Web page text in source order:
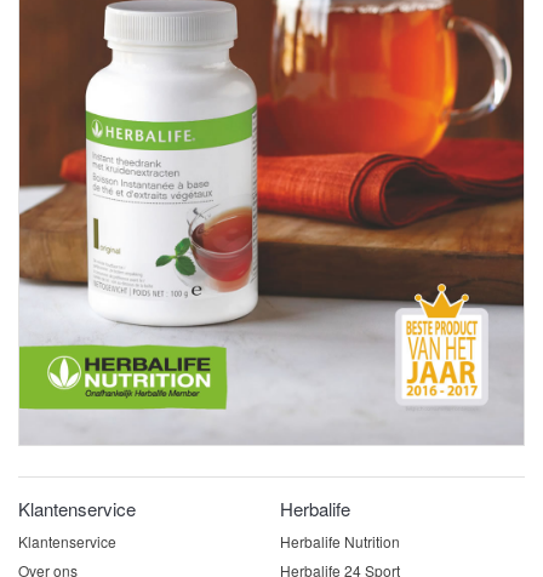
Klantenservice
Klantenservice
Over ons
Herbalife
Herbalife Nutrition
Herbalife 24 Sport